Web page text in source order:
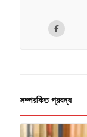
সম্পরকিত প্রবন্ধ